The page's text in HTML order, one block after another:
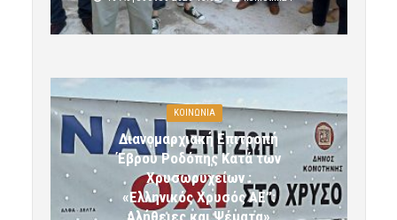
ΚΟΙΝΩΝΙΑ
Διανομαρχιακή Επιτροπή
Έβρου Ροδόπης Κατά των
Χρυσωρυχείων :
«Ελληνικός Χρυσός ΑΕ”:
Αλήθειες και Ψέματα»